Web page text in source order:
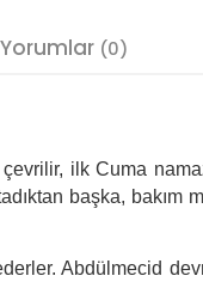
Yorumlar (0)
ilk Cuma
başka, bakım
Abdülmecid